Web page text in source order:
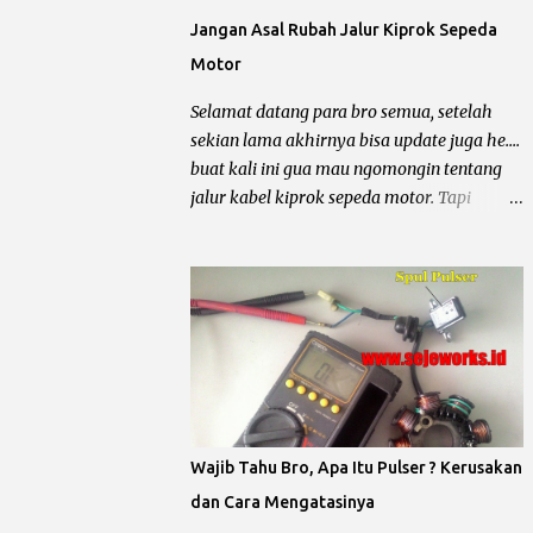
searah. Maka sumber arus pengapian
berasal dari accu bukan dari spul pengapian
(merah/hitam) terus apa gunanya spul
magnet pada honda beat karbu ? pertama
sebagai pulser dan yang kedua sebagai
sumber pengisian dan penerangan. Berarti
jika motor honda beat mogok dan tidak
(12,5 volt), sikring, kunci kontak, saklar
standar samping, pulser, CDI, koil dan busi.
Untuk lebih jelasnya gua kasih gambarnya
bro.. chek it dot......
Jangan Asal Rubah Jalur Kiprok Sepeda
Motor
Selamat datang para bro semua, setelah
sekian lama akhirnya bisa update juga he....
buat kali ini gua mau ngomongin tentang
jalur kabel kiprok sepeda motor. Tapi
Penerangan dan Sistem Pengapian. Karena
secara garis besar dan utama sistem
kelistrikan sepeda motor dibagi menjadi
dua hal tersebut, kalau dua hal dasar
tersebut belum paham dan bundet, jadi ya
akan semprawut he... he... Sebenarnya hal
ini telah sering kali kita omongin, tapi
berhubung ada sesuatu jadi gua tambah
lagi dengan jalur soketan menuju kiprok
Wajib Tahu Bro, Apa Itu Pulser ? Kerusakan
dan Cara Mengatasinya